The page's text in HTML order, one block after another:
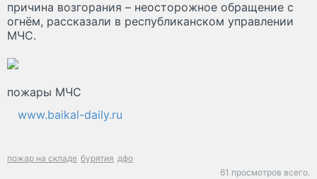
причина возгорания – неосторожное обращение с
огнём, рассказали в республиканском управлении
МЧС.
пожары МЧС
www.baikal-daily.ru
пожар на складе бурятия дфо
61 просмотров всего.